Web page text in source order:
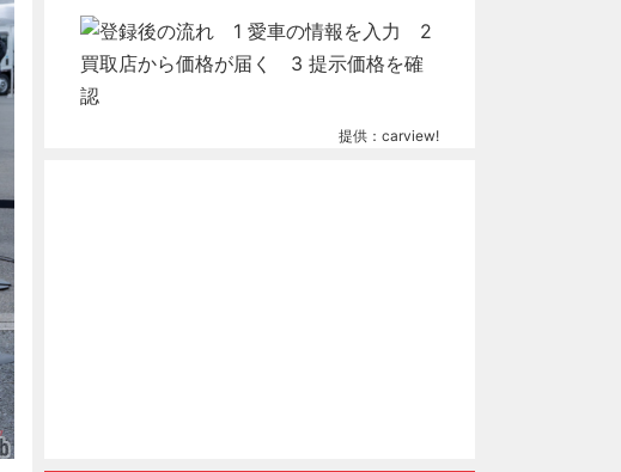
提供：carview!